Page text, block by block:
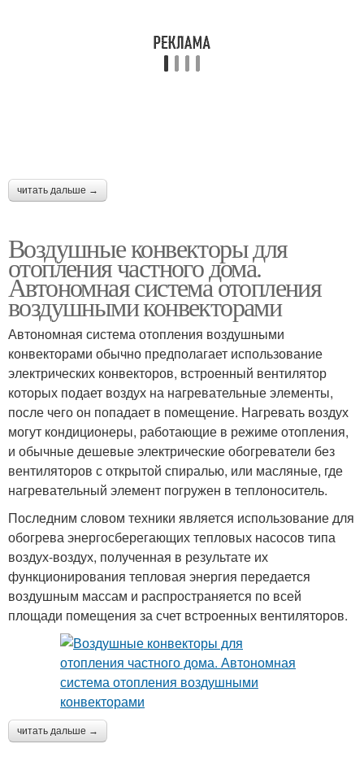
читать дальше →
Воздушные конвекторы для
отопления частного дома.
Автономная система отопления
воздушными конвекторами
Автономная система отопления воздушными
конвекторами обычно предполагает использование
электрических конвекторов, встроенный вентилятор
которых подает воздух на нагревательные элементы,
после чего он попадает в помещение. Нагревать воздух
могут кондиционеры, работающие в режиме отопления,
и обычные дешевые электрические обогреватели без
вентиляторов с открытой спиралью, или масляные, где
нагревательный элемент погружен в теплоноситель.
Последним словом техники является использование для
обогрева энергосберегающих тепловых насосов типа
воздух-воздух, полученная в результате их
функционирования тепловая энергия передается
воздушным массам и распространяется по всей
площади помещения за счет встроенных вентиляторов.
читать дальше →